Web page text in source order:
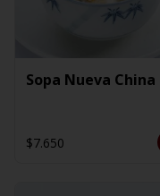
Sopa Nueva China
$7.650